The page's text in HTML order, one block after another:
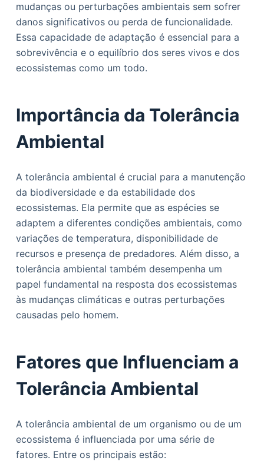
mudanças ou perturbações ambientais sem sofrer
danos significativos ou perda de funcionalidade.
Essa capacidade de adaptação é essencial para a
sobrevivência e o equilíbrio dos seres vivos e dos
ecossistemas como um todo.
Importância da Tolerância
Ambiental
A tolerância ambiental é crucial para a manutenção
da biodiversidade e da estabilidade dos
ecossistemas. Ela permite que as espécies se
adaptem a diferentes condições ambientais, como
variações de temperatura, disponibilidade de
recursos e presença de predadores. Além disso, a
tolerância ambiental também desempenha um
papel fundamental na resposta dos ecossistemas
às mudanças climáticas e outras perturbações
causadas pelo homem.
Fatores que Influenciam a
Tolerância Ambiental
A tolerância ambiental de um organismo ou de um
ecossistema é influenciada por uma série de
fatores. Entre os principais estão: